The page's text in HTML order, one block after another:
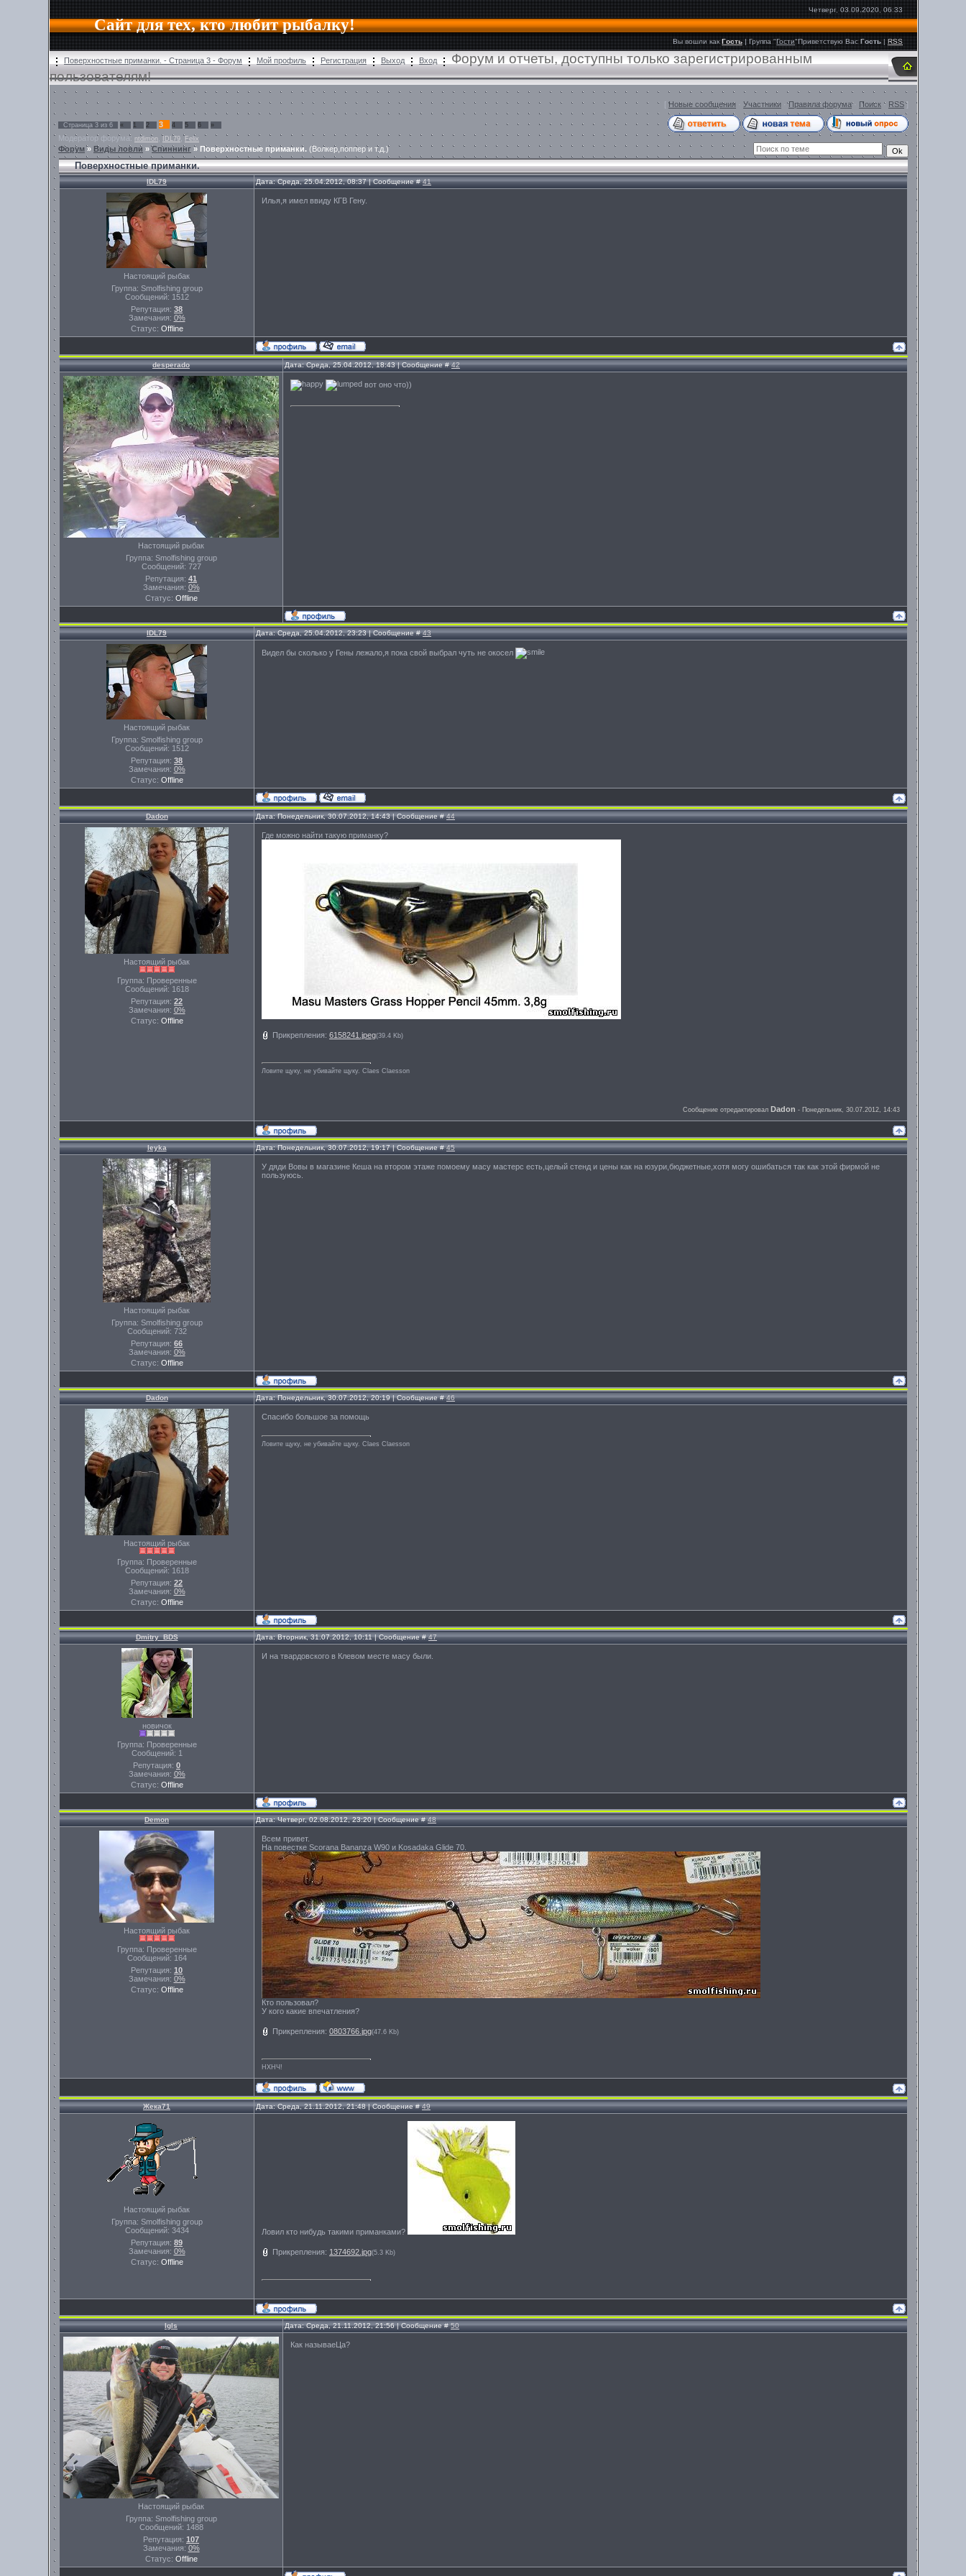
Сайт для тех, кто любит рыбалку!
Четверг, 03.09.2020, 06:33
Вы вошли как Гость|Группа"Гости"Приветствую Вас Гость |RSS
Поверхностные приманки. - Страница 3 - Форум Мой профиль Регистрация Выход Вход
Форум и отчеты, доступны только зарегистрированным
пользователям!
[ Новые сообщения Участники ·Правила форума· Поиск · RSS]
Страница 3 из 6 « 1 2 3 4 5 6 »
Модератор форума: ntdimon , IDL79 , Felix
Форум» Виды ловли »Спиннинг » Поверхностные приманки. (Волкер,поппер и т.д.)
Поверхностные приманки.
IDL79 Дата: Среда, 25.04.2012, 08:37 | Сообщение #41
Настоящий рыбак
Группа: Smolfishing group
Сообщений: 1512
Репутация: 38
Замечания: 0%
Статус: Offline
Илья,я имел ввиду КГВ Гену.
desperado Дата: Среда, 25.04.2012, 18:43 | Сообщение #42
Настоящий рыбак
Группа: Smolfishing group
Сообщений: 727
Репутация: 41
Замечания: 0%
Статус: Offline
вот оно что))
IDL79 Дата: Среда, 25.04.2012, 23:23 | Сообщение #43
Настоящий рыбак
Группа: Smolfishing group
Сообщений: 1512
Репутация: 38
Замечания: 0%
Статус: Offline
Видел бы сколько у Гены лежало,я пока свой выбрал чуть не окосел
Dadon Дата: Понедельник, 30.07.2012, 14:43 | Сообщение #44
Настоящий рыбак
Группа: Проверенные
Сообщений: 1618
Репутация: 22
Замечания: 0%
Статус: Offline
Где можно найти такую приманку?
Прикрепления: 6158241.jpeg(39.4 Kb)
Ловите щуку, не убивайте щуку. Сlaes Сlaesson
Сообщение отредактировал Dadon - Понедельник, 30.07.2012, 14:43
leyka Дата: Понедельник, 30.07.2012, 19:17 | Сообщение #45
Настоящий рыбак
Группа: Smolfishing group
Сообщений: 732
Репутация: 66
Замечания: 0%
Статус: Offline
У дяди Вовы в магазине Кеша на втором этаже помоему масу мастерс есть,целый стенд и цены как на юзури,бюджетные,хотя могу ошибаться так как этой фирмой не
пользуюсь.
Dadon Дата: Понедельник, 30.07.2012, 20:19 | Сообщение #46
Настоящий рыбак
Группа: Проверенные
Сообщений: 1618
Репутация: 22
Замечания: 0%
Статус: Offline
Спасибо большое за помощь
Ловите щуку, не убивайте щуку. Сlaes Сlaesson
Dmitry_BDS Дата: Вторник, 31.07.2012, 10:11 | Сообщение #47
новичок
Группа: Проверенные
Сообщений: 1
Репутация: 0
Замечания: 0%
Статус: Offline
И на твардовского в Клевом месте масу были.
Demon Дата: Четверг, 02.08.2012, 23:20 | Сообщение #48
Настоящий рыбак
Группа: Проверенные
Сообщений: 164
Репутация: 10
Замечания: 0%
Статус: Offline
Всем привет.
На повестке Scorana Bananza W90 и Kosadaka Glide 70.
Кто пользовал?
У кого какие впечатления?
Прикрепления: 0803766.jpg(47.6 Kb)
НХНЧ!
Жека71 Дата: Среда, 21.11.2012, 21:48 | Сообщение #49
Настоящий рыбак
Группа: Smolfishing group
Сообщений: 3434
Репутация: 89
Замечания: 0%
Статус: Offline
Ловил кто нибудь такими приманками?
Прикрепления: 1374692.jpg(5.3 Kb)
Igls Дата: Среда, 21.11.2012, 21:56 | Сообщение #50
Настоящий рыбак
Группа: Smolfishing group
Сообщений: 1488
Репутация: 107
Замечания: 0%
Статус: Offline
Как называеЦа?